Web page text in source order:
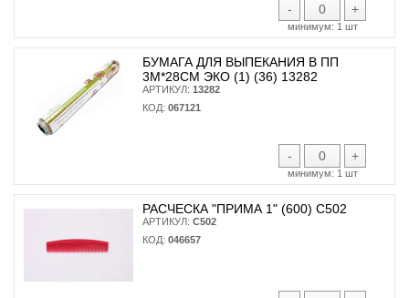
- +
минимум: 1 шт
БУМАГА ДЛЯ ВЫПЕКАНИЯ В ПП
3М*28СМ ЭКО (1) (36) 13282
АРТИКУЛ: 13282
КОД: 067121
- +
минимум: 1 шт
РАСЧЕСКА "ПРИМА 1" (600) С502
АРТИКУЛ: С502
КОД: 046657